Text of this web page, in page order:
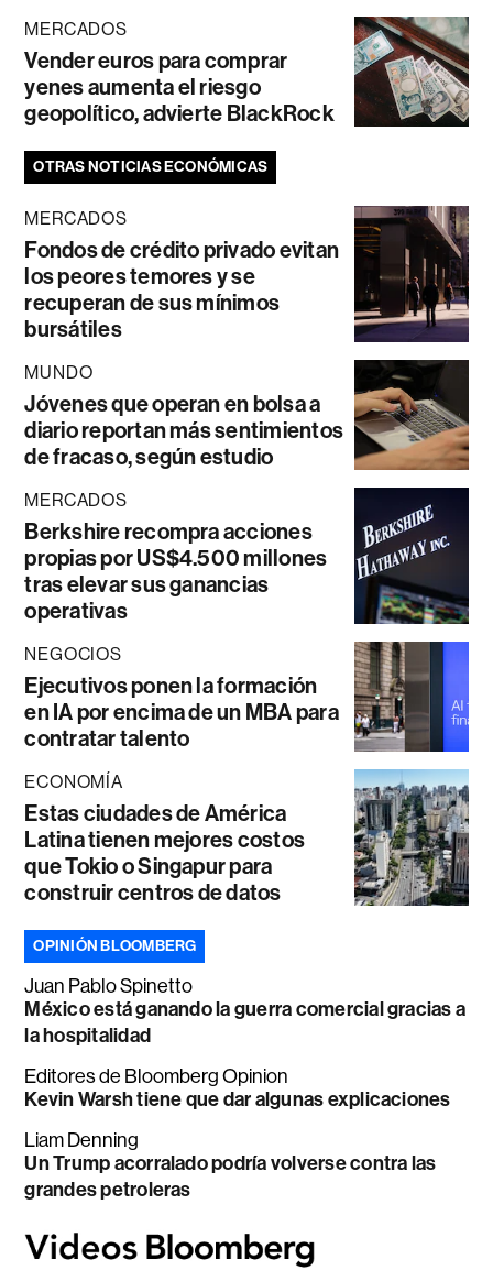
MERCADOS
Vender euros para comprar
yenes aumenta el riesgo
geopolítico, advierte BlackRock
OTRAS NOTICIAS ECONÓMICAS
MERCADOS
Fondos de crédito privado evitan
los peores temores y se
recuperan de sus mínimos
bursátiles
MUNDO
Jóvenes que operan en bolsa a
diario reportan más sentimientos
de fracaso, según estudio
MERCADOS
Berkshire recompra acciones
propias por US$4.500 millones
tras elevar sus ganancias
operativas
NEGOCIOS
Ejecutivos ponen la formación
en IA por encima de un MBA para
contratar talento
ECONOMÍA
Estas ciudades de América
Latina tienen mejores costos
que Tokio o Singapur para
construir centros de datos
OPINIÓN BLOOMBERG
Juan Pablo Spinetto
México está ganando la guerra comercial gracias a
la hospitalidad
Editores de Bloomberg Opinion
Kevin Warsh tiene que dar algunas explicaciones
Liam Denning
Un Trump acorralado podría volverse contra las
grandes petroleras